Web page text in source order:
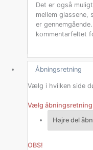
Det er også
mellem glassene,
er
kommentarfeltet
Åbningsretning
Vælg i hvilken side
Vælg åbningsretning
OBS!